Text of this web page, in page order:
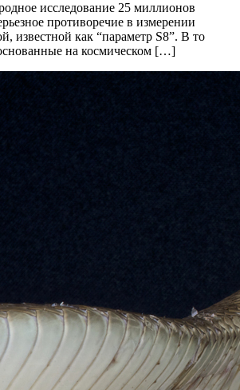
исследование 25 миллионов
противоречие в измерении
известной как “параметр S8”. В то
на космическом […]